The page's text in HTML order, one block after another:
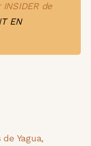
de
EN
Yagua,